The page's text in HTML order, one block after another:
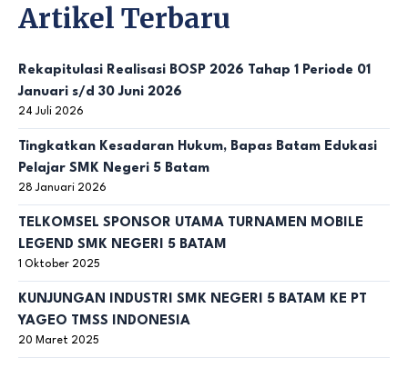
Artikel Terbaru
Rekapitulasi Realisasi BOSP 2026 Tahap 1 Periode 01
Januari s/d 30 Juni 2026
24 Juli 2026
Tingkatkan Kesadaran Hukum, Bapas Batam Edukasi
Pelajar SMK Negeri 5 Batam
28 Januari 2026
TELKOMSEL SPONSOR UTAMA TURNAMEN MOBILE
LEGEND SMK NEGERI 5 BATAM
1 Oktober 2025
KUNJUNGAN INDUSTRI SMK NEGERI 5 BATAM KE PT
YAGEO TMSS INDONESIA
20 Maret 2025